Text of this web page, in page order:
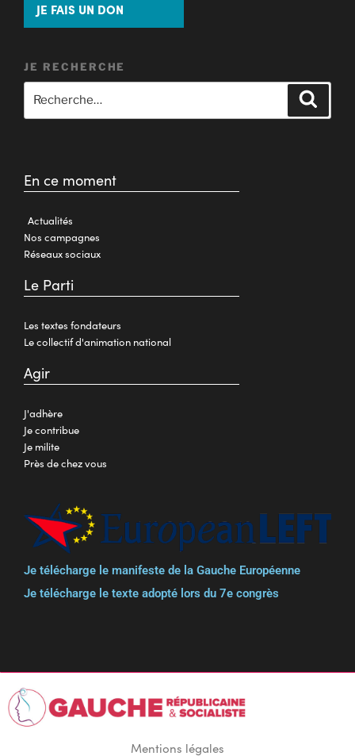
JE FAIS UN DON
JE RECHERCHE
En ce moment
Actualités
Nos campagnes
Réseaux sociaux
Le Parti
Les textes fondateurs
Le collectif d'animation national
Agir
J'adhère
Je contribue
Je milite
Près de chez vous
Je télécharge le manifeste de la Gauche Européenne
Je télécharge le texte adopté lors du 7e congrès
Mentions légales